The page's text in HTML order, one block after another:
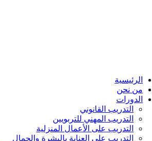
الرئيسية
من نحن
الدورات
التدريب القانوني
التدريب المهني للتربويين
التدريب على الأعمال المنزلية
التدريب على العناية بالبشرة والجمال